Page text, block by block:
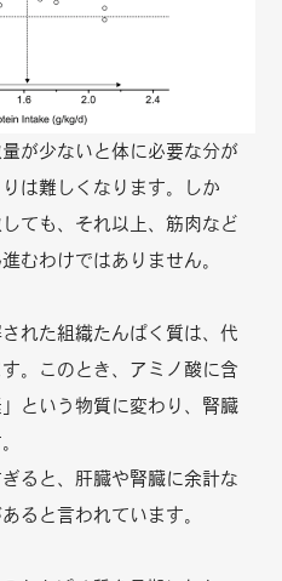
が少ないと体に必要な分が
は難しくなります。しか
ても、それ以上、筋肉など
むわけではありません。
れた組織たんぱく質は、代
。このとき、アミノ酸に含
という物質に変わり、腎臓
ると、肝臓や腎臓に余計な
ると言われています。